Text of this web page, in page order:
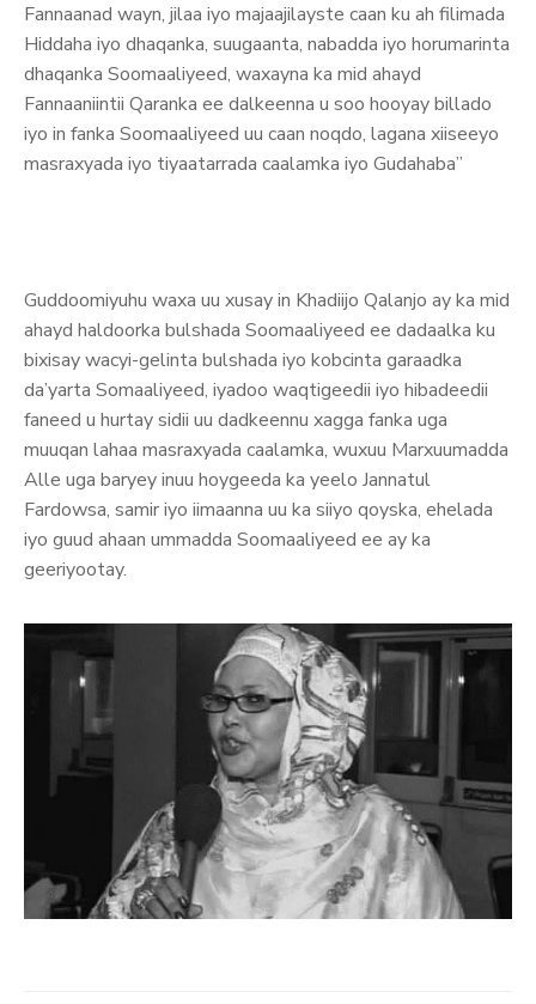
Fannaanad wayn, jilaa iyo majaajilayste caan ku ah filimada
Hiddaha iyo dhaqanka, suugaanta, nabadda iyo horumarinta
dhaqanka Soomaaliyeed, waxayna ka mid ahayd
Fannaaniintii Qaranka ee dalkeenna u soo hooyay billado
iyo in fanka Soomaaliyeed uu caan noqdo, lagana xiiseeyo
masraxyada iyo tiyaatarrada caalamka iyo Gudahaba”
Guddoomiyuhu waxa uu xusay in Khadiijo Qalanjo ay ka mid
ahayd haldoorka bulshada Soomaaliyeed ee dadaalka ku
bixisay wacyi-gelinta bulshada iyo kobcinta garaadka
da’yarta Somaaliyeed, iyadoo waqtigeedii iyo hibadeedii
faneed u hurtay sidii uu dadkeennu xagga fanka uga
muuqan lahaa masraxyada caalamka, wuxuu Marxuumadda
Alle uga baryey inuu hoygeeda ka yeelo Jannatul
Fardowsa, samir iyo iimaanna uu ka siiyo qoyska, ehelada
iyo guud ahaan ummadda Soomaaliyeed ee ay ka
geeriyootay.